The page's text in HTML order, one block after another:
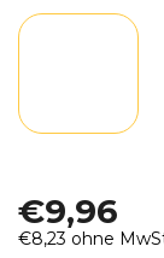
€9,96
€8,23 ohne